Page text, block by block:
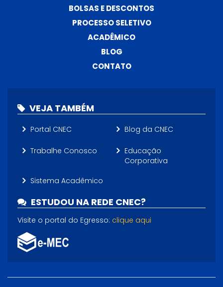
BOLSAS E DESCONTOS
PROCESSO SELETIVO
ACADÊMICO
BLOG
CONTATO
VEJA TAMBÉM
Portal CNEC Blog da CNEC
Trabalhe Conosco
Educação
Corporativa
Sistema Acadêmico
ESTUDOU NA REDE CNEC?
Visite o portal do Egresso: clique aqui